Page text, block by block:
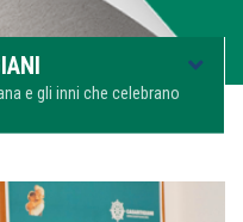
e gli inni che celebrano